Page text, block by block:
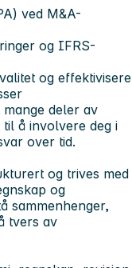
ved M&A-
og IFRS-
og effektivisere
deler av
å involvere deg i
over tid.
og trives med
og
sammenhenger,
tvers av